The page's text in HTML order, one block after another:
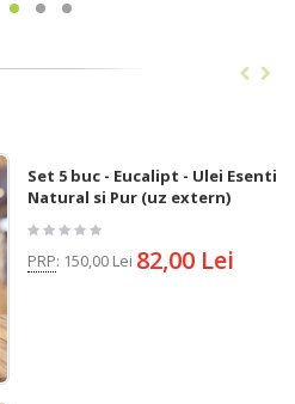
Set 5 buc - Eucalipt - Ulei Esential
Natural si Pur (uz extern)
PRP: 150,00 Lei 82,00 Lei